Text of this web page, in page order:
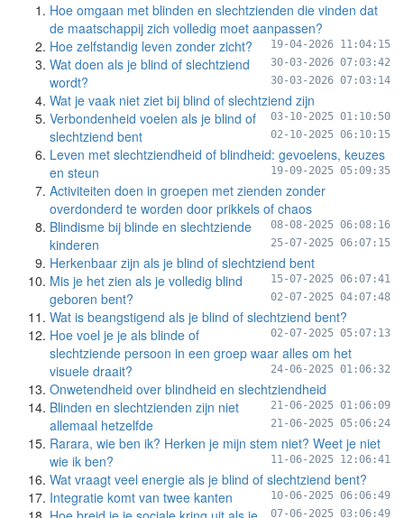
Hoe omgaan met blinden en slechtzienden die vinden dat
de maatschappij zich volledig moet aanpassen?
19-04-2026 11:04:15
Hoe zelfstandig leven zonder zicht?
30-03-2026 07:03:42
Wat doen als je blind of slechtziend
wordt?
30-03-2026 07:03:14
Wat je vaak niet ziet bij blind of slechtziend zijn
03-10-2025 01:10:50
Verbondenheid voelen als je blind of
slechtziend bent
02-10-2025 06:10:15
Leven met slechtziendheid of blindheid: gevoelens, keuzes
en steun
19-09-2025 05:09:35
Activiteiten doen in groepen met zienden zonder
overdonderd te worden door prikkels of chaos
08-08-2025 06:08:16
Blindisme bij blinde en slechtziende
kinderen
25-07-2025 06:07:15
Herkenbaar zijn als je blind of slechtziend bent
15-07-2025 06:07:41
Mis je het zien als je volledig blind
geboren bent?
02-07-2025 04:07:48
Wat is beangstigend als je blind of slechtziend bent?
02-07-2025 05:07:13
Hoe voel je je als blinde of
slechtziende persoon in een groep waar alles om het
visuele draait?
24-06-2025 01:06:32
Onwetendheid over blindheid en slechtziendheid
21-06-2025 01:06:09
Blinden en slechtzienden zijn niet
allemaal hetzelfde
21-06-2025 05:06:24
Rarara, wie ben ik? Herken je mijn stem niet? Weet je niet
wie ik ben?
11-06-2025 12:06:41
Wat vraagt veel energie als je blind of slechtziend bent?
10-06-2025 06:06:49
Integratie komt van twee kanten
07-06-2025 03:06:49